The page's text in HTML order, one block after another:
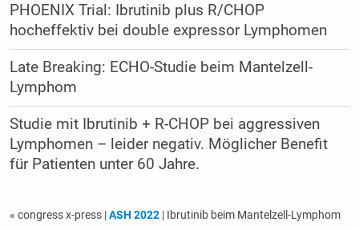
PHOENIX Trial: Ibrutinib plus R/CHOP
hocheffektiv bei double expressor Lymphomen
Late Breaking: ECHO-Studie beim Mantelzell-
Lymphom
Studie mit Ibrutinib + R-CHOP bei aggressiven
Lymphomen – leider negativ. Möglicher Benefit
für Patienten unter 60 Jahre.
« congress x-press |ASH 2022| Ibrutinib beim Mantelzell-Lymphom